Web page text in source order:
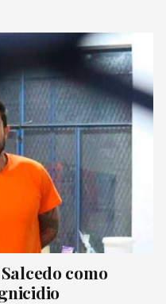
como